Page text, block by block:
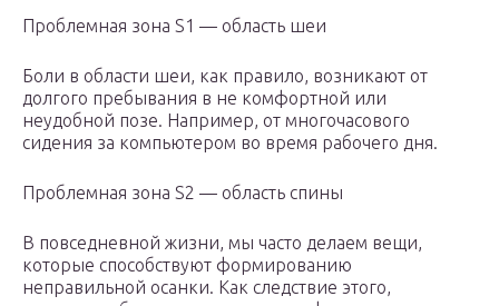
Проблемная зона S1 — область шеи
Боли в области шеи, как правило, возникают от
долгого пребывания в не комфортной или
неудобной позе. Например, от многочасового
сидения за компьютером во время рабочего дня.
Проблемная зона S2 — область спины
В повседневной жизни, мы часто делаем вещи,
которые способствуют формированию
неправильной осанки. Как следствие этого,